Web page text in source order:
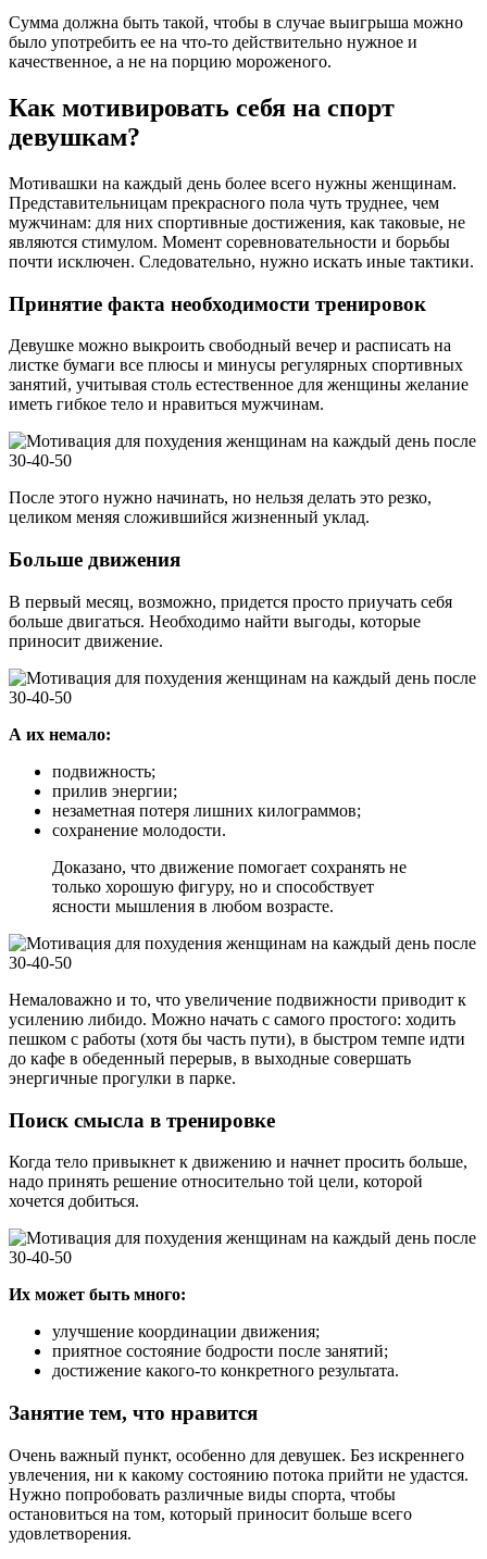
Сумма должна быть такой, чтобы в случае выигрыша можно
было употребить ее на что-то действительно нужное и
качественное, а не на порцию мороженого.
Как мотивировать себя на спорт
девушкам?
Мотивашки на каждый день более всего нужны женщинам.
Представительницам прекрасного пола чуть труднее, чем
мужчинам: для них спортивные достижения, как таковые, не
являются стимулом. Момент соревновательности и борьбы
почти исключен. Следовательно, нужно искать иные тактики.
Принятие факта необходимости тренировок
Девушке можно выкроить свободный вечер и расписать на
листке бумаги все плюсы и минусы регулярных спортивных
занятий, учитывая столь естественное для женщины желание
иметь гибкое тело и нравиться мужчинам.
После этого нужно начинать, но нельзя делать это резко,
целиком меняя сложившийся жизненный уклад.
Больше движения
В первый месяц, возможно, придется просто приучать себя
больше двигаться. Необходимо найти выгоды, которые
приносит движение.
А их немало:
подвижность;
прилив энергии;
незаметная потеря лишних килограммов;
сохранение молодости.
Доказано, что движение помогает сохранять не
только хорошую фигуру, но и способствует
ясности мышления в любом возрасте.
Немаловажно и то, что увеличение подвижности приводит к
усилению либидо. Можно начать с самого простого: ходить
пешком с работы (хотя бы часть пути), в быстром темпе идти
до кафе в обеденный перерыв, в выходные совершать
энергичные прогулки в парке.
Поиск смысла в тренировке
Когда тело привыкнет к движению и начнет просить больше,
надо принять решение относительно той цели, которой
хочется добиться.
Их может быть много:
улучшение координации движения;
приятное состояние бодрости после занятий;
достижение какого-то конкретного результата.
Занятие тем, что нравится
Очень важный пункт, особенно для девушек. Без искреннего
увлечения, ни к какому состоянию потока прийти не удастся.
Нужно попробовать различные виды спорта, чтобы
остановиться на том, который приносит больше всего
удовлетворения.